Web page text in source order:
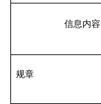
信息内容
规章